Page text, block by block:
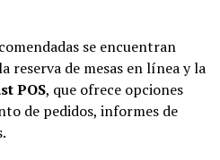
se encuentran
reserva de mesas en línea y la
POS, que ofrece opciones
de pedidos, informes de